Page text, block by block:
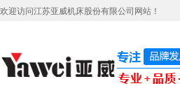
欢迎访问江苏亚威机床股份有限公司网站！